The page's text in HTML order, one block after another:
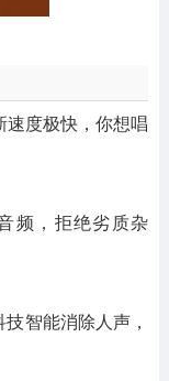
度极快，你想唱
频，拒绝劣质杂
智能消除人声，